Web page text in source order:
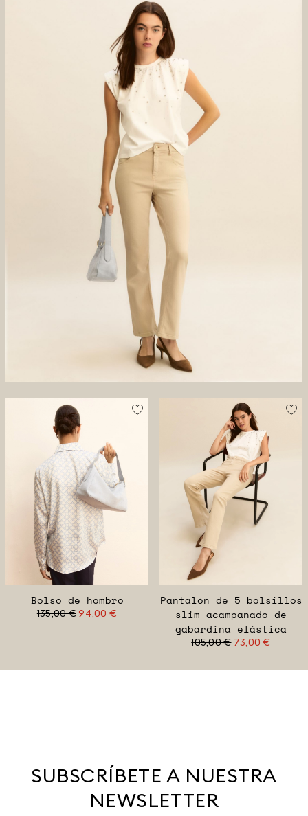
Bolso de hombro
135,00 € 94,00 €
Pantalón de 5 bolsillos
slim acampanado de
gabardina elástica
105,00 € 73,00 €
SUBSCRÍBETE A NUESTRA
NEWSLETTER